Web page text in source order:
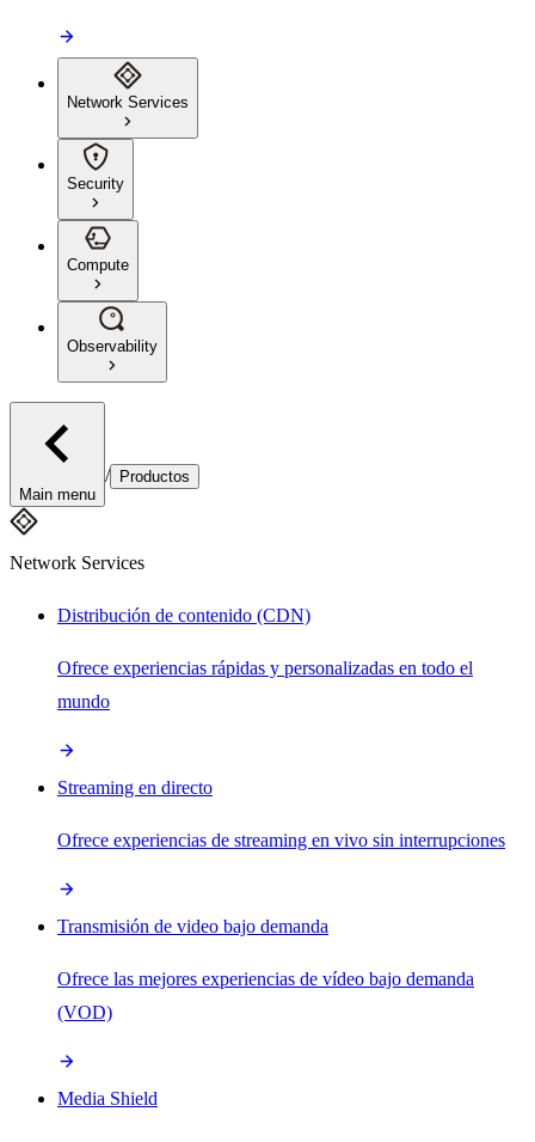
Network Services
Security
Compute
Observability
Main menu
/ Productos
Network Services
Distribución de contenido (CDN)
Ofrece experiencias rápidas y personalizadas en todo el
mundo
Streaming en directo
Ofrece experiencias de streaming en vivo sin interrupciones
Transmisión de video bajo demanda
Ofrece las mejores experiencias de vídeo bajo demanda
(VOD)
Media Shield